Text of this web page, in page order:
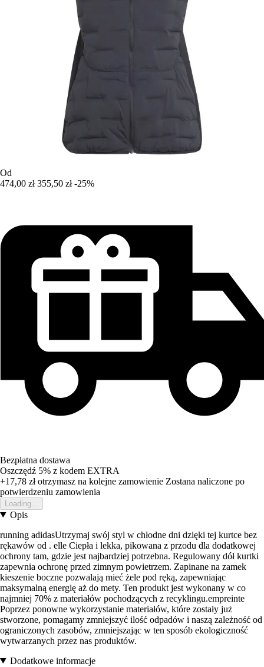
Od
474,00 zł 355,50 zł -25%
Bezpłatna dostawa
Oszczędź 5% z kodem EXTRA
+17,78 złotrzymasz na kolejne zamowienie Zostana naliczone po
potwierdzeniu zamowienia
Loading...
Opis
running adidasUtrzymaj swój styl w chłodne dni dzięki tej kurtce bez
rękawów od . elle Ciepła i lekka, pikowana z przodu dla dodatkowej
ochrony tam, gdzie jest najbardziej potrzebna. Regulowany dół kurtki
zapewnia ochronę przed zimnym powietrzem. Zapinane na zamek
kieszenie boczne pozwalają mieć żele pod ręką, zapewniając
maksymalną energię aż do mety. Ten produkt jest wykonany w co
najmniej 70% z materiałów pochodzących z recyklingu.empreinte
Poprzez ponowne wykorzystanie materiałów, które zostały już
stworzone, pomagamy zmniejszyć ilość odpadów i naszą zależność od
ograniczonych zasobów, zmniejszając w ten sposób ekologiczność
wytwarzanych przez nas produktów.
Dodatkowe informacje